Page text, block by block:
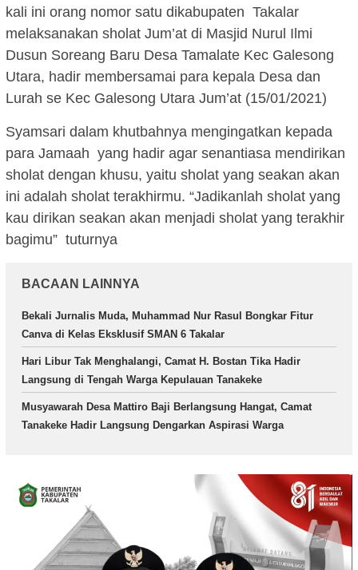
kali ini orang nomor satu dikabupaten Takalar
melaksanakan sholat Jum’at di Masjid Nurul Ilmi
Dusun Soreang Baru Desa Tamalate Kec Galesong
Utara, hadir membersamai para kepala Desa dan
Lurah se Kec Galesong Utara Jum’at (15/01/2021)
Syamsari dalam khutbahnya mengingatkan kepada
para Jamaah yang hadir agar senantiasa mendirikan
sholat dengan khusu, yaitu sholat yang seakan akan
ini adalah sholat terakhirmu. “Jadikanlah sholat yang
kau dirikan seakan akan menjadi sholat yang terakhir
bagimu” tuturnya
BACAAN LAINNYA
Bekali Jurnalis Muda, Muhammad Nur Rasul Bongkar Fitur
Canva di Kelas Eksklusif SMAN 6 Takalar
Hari Libur Tak Menghalangi, Camat H. Bostan Tika Hadir
Langsung di Tengah Warga Kepulauan Tanakeke
Musyawarah Desa Mattiro Baji Berlangsung Hangat, Camat
Tanakeke Hadir Langsung Dengarkan Aspirasi Warga